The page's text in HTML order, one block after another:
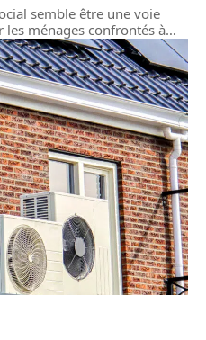
semble être une voie
ménages confrontés à…